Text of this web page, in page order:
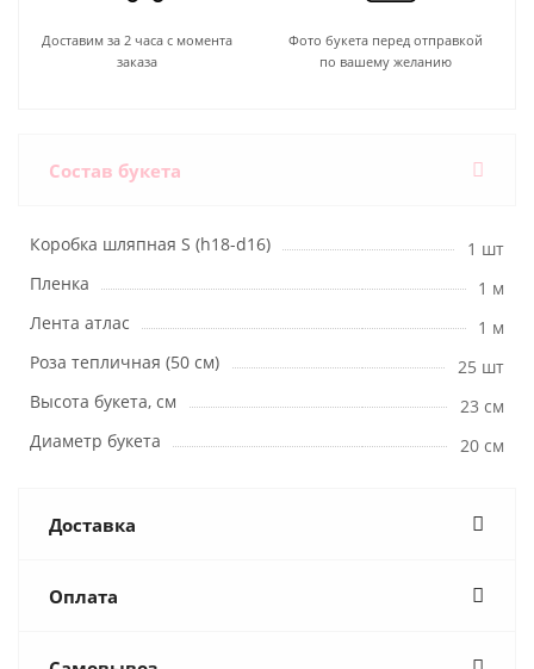
Доставим за 2 часа с момента
заказа
Фото букета перед отправкой
по вашему желанию
Состав букета
Коробка шляпная S (h18-d16)
1 шт
Пленка
1 м
Лента атлас
1 м
Роза тепличная (50 см)
25 шт
Высота букета, см
23 см
Диаметр букета
20 см
Доставка
Оплата